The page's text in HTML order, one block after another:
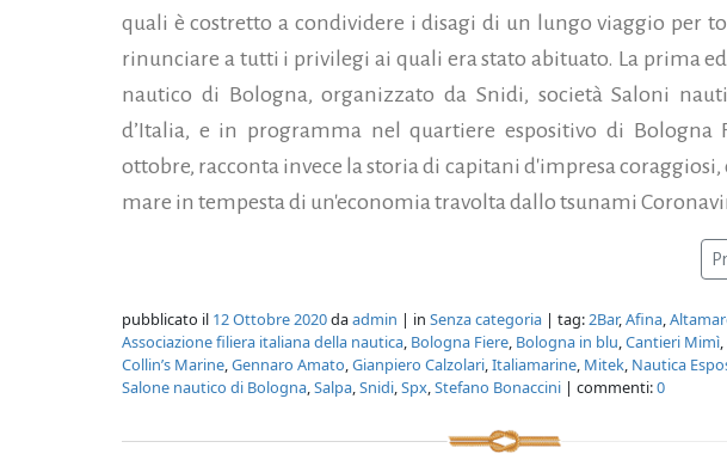
quali è costretto a condividere i disagi di un lungo viaggio per
rinunciare a tutti i privilegi ai quali era stato abituato. La prima
nautico di Bologna, organizzato da Snidi, società Saloni
d’Italia, e in programma nel quartiere espositivo di Bologna
ottobre, racconta invece la storia di capitani d'impresa coraggiosi,
mare in tempesta di un'economia travolta dallo tsunami
pubblicato il 12 Ottobre 2020daadmin | in Senza categoria | tag:2Bar,Afina,
Associazione filiera italiana della nautica, Bologna Fiere, Bologna in blu,Cantieri Mimì,
Collin’s Marine,Gennaro Amato,Gianpiero Calzolari,Italiamarine, Mitek, Nautica
Salone nautico di Bologna,Salpa,Snidi,Spx,Stefano Bonaccini | commenti:0